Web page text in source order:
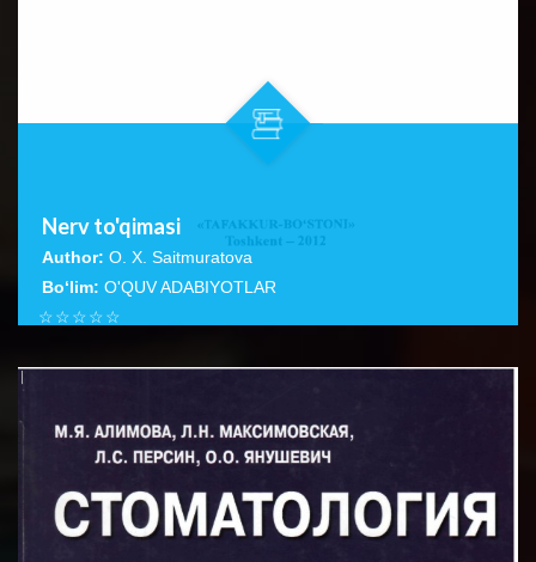
Nerv to'qimasi
Author: O. X. Saitmuratova
Bo‘lim: O'QUV ADABIYOTLAR
☆
☆
☆
☆
☆
Ushbu qo‘llanmada, asosan nerv hujayralarining tuzilishi,
to‘qimasi,...